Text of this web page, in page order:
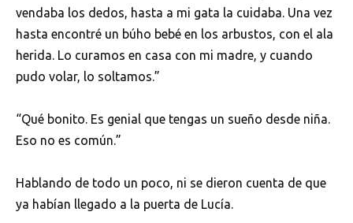
vendaba los dedos, hasta a mi gata la cuidaba. Una vez
hasta encontré un búho bebé en los arbustos, con el ala
herida. Lo curamos en casa con mi madre, y cuando
pudo volar, lo soltamos.”
“Qué bonito. Es genial que tengas un sueño desde niña.
Eso no es común.”
Hablando de todo un poco, ni se dieron cuenta de que
ya habían llegado a la puerta de Lucía.